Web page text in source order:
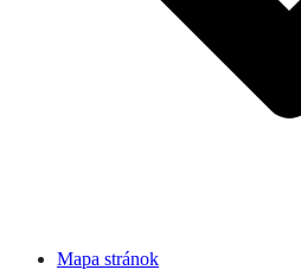
Mapa stránok